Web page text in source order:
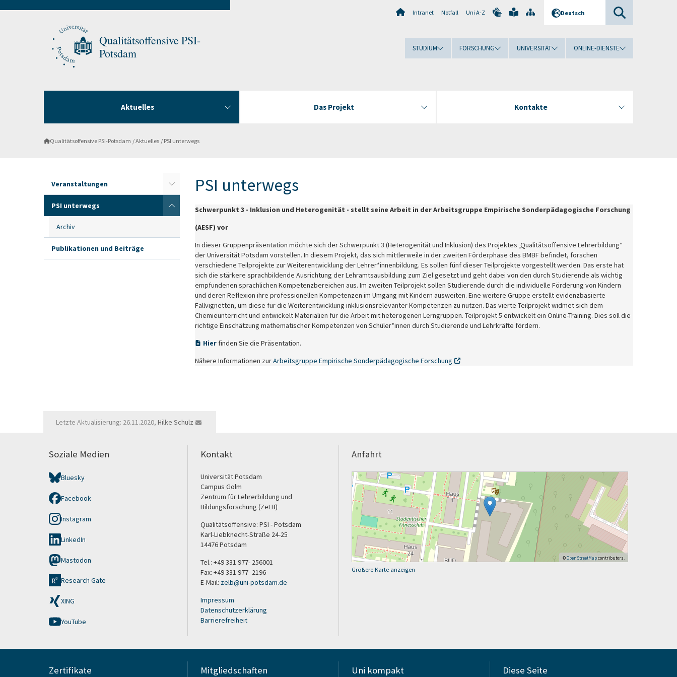
Qualitätsoffensive PSI-
Potsdam
Intranet Notfall Uni A-Z Deutsch
STUDIUM FORSCHUNG UNIVERSITÄT ONLINE-DIENSTE
Aktuelles Das Projekt Kontakte
Qualitätsoffensive PSI-Potsdam Aktuelles PSI unterwegs
Veranstaltungen
PSI unterwegs
Archiv
Publikationen und Beiträge
PSI unterwegs
Schwerpunkt 3 - Inklusion und Heterogenität - stellt seine Arbeit in der Arbeitsgruppe Empirische Sonderpädagogische Forschung
(AESF) vor
In dieser Gruppenpräsentation möchte sich der Schwerpunkt 3 (Heterogenität und Inklusion) des Projektes „Qualitätsoffensive Lehrerbildung“
der Universität Potsdam vorstellen. In diesem Projekt, das sich mittlerweile in der zweiten Förderphase des BMBF befindet, forschen
verschiedene Teilprojekte zur Weiterentwicklung der Lehrer*innenbildung. Es sollen fünf dieser Teilprojekte vorgestellt werden. Das erste hat
sich die stärkere sprachbildende Ausrichtung der Lehramtsausbildung zum Ziel gesetzt und geht dabei von den durch Studierende als wichtig
empfundenen sprachlichen Kompetenzbereichen aus. Im zweiten Teilprojekt sollen Studierende durch die individuelle Förderung von Kindern
und deren Reflexion ihre professionellen Kompetenzen im Umgang mit Kindern ausweiten. Eine weitere Gruppe erstellt evidenzbasierte
Fallvignetten, um diese für die Weiterentwicklung inklusionsrelevanter Kompetenzen zu nutzen. Das vierte Teilprojekt widmet sich dem
Chemieunterricht und entwickelt Materialien für die Arbeit mit heterogenen Lerngruppen. Teilprojekt 5 entwickelt ein Online-Training. Dies soll die
richtige Einschätzung mathematischer Kompetenzen von Schüler*innen durch Studierende und Lehrkräfte fördern.
Hier finden Sie die Präsentation.
Nähere Informationen zurArbeitsgruppe Empirische Sonderpädagogische Forschung
Letzte Aktualisierung: 26.11.2020,Hilke Schulz
Soziale Medien
Bluesky
Facebook
Instagram
LinkedIn
Mastodon
Research Gate
XING
YouTube
Kontakt
Universität Potsdam
Campus Golm
Zentrum für Lehrerbildung und
Bildungsforschung (ZeLB)
Qualitätsoffensive: PSI - Potsdam
Karl-Liebknecht-Straße 24-25
14476 Potsdam
Tel.: +49 331 977- 256001
Fax: +49 331 977- 2196
E-Mail: zelb@uni-potsdam.de
Impressum
Datenschutzerklärung
Barrierefreiheit
Anfahrt
©OpenStreetMapcontributors.
Größere Karte anzeigen
Zertifikate Mitgliedschaften Uni kompakt Diese Seite